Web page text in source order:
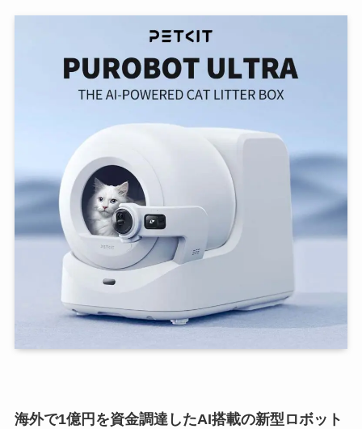
海外で1億円を資金調達したAI搭載の新型ロボット